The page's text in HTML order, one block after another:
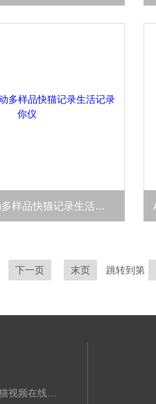
ROS 1全自动多样品快猫记录生活记录你仪
下一页 末页 跳转到第